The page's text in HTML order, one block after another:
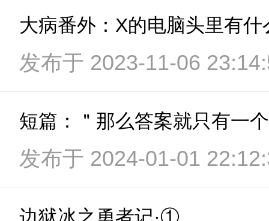
发布于 2023-11-06
短篇：＂那么答案就只有一
发布于 2024-01-01